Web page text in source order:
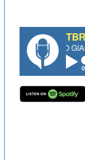
GIANETTI,